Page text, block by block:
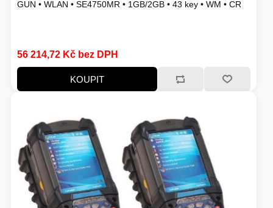
HERNÍ ŽIDLE
WINDOWS SERVER
NÁPLNĚ A INKOUSTY
ZÁLOŽNÍ ZDROJE, EPS
PŘÍSLUŠENSTVÍ
VAŘENÍ
GUN • WLAN • SE4750MR • 1GB/2GB • 43 key • WM • CR
56 214,72 Kč bez DPH
KOUPIT